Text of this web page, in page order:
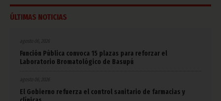
ÚLTIMAS NOTICIAS
agosto 06, 2026
Función Pública convoca 15 plazas para reforzar el
Laboratorio Bromatológico de Basupú
agosto 06, 2026
El Gobierno refuerza el control sanitario de farmacias y